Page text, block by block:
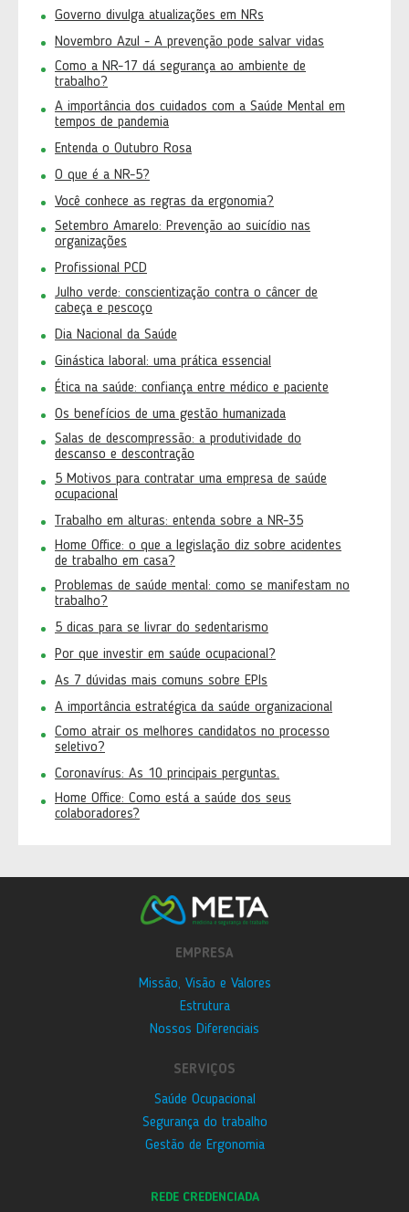
Governo divulga atualizações em NRs
Novembro Azul - A prevenção pode salvar vidas
Como a NR-17 dá segurança ao ambiente de
trabalho?
A importância dos cuidados com a Saúde Mental em
tempos de pandemia
Entenda o Outubro Rosa
O que é a NR-5?
Você conhece as regras da ergonomia?
Setembro Amarelo: Prevenção ao suicídio nas
organizações
Profissional PCD
Julho verde: conscientização contra o câncer de
cabeça e pescoço
Dia Nacional da Saúde
Ginástica laboral: uma prática essencial
Ética na saúde: confiança entre médico e paciente
Os benefícios de uma gestão humanizada
Salas de descompressão: a produtividade do
descanso e descontração
5 Motivos para contratar uma empresa de saúde
ocupacional
Trabalho em alturas: entenda sobre a NR-35
Home Office: o que a legislação diz sobre acidentes
de trabalho em casa?
Problemas de saúde mental: como se manifestam no
trabalho?
5 dicas para se livrar do sedentarismo
Por que investir em saúde ocupacional?
As 7 dúvidas mais comuns sobre EPIs
A importância estratégica da saúde organizacional
Como atrair os melhores candidatos no processo
seletivo?
Coronavírus: As 10 principais perguntas.
Home Office: Como está a saúde dos seus
colaboradores?
EMPRESA
Missão, Visão e Valores
Estrutura
Nossos Diferenciais
SERVIÇOS
Saúde Ocupacional
Segurança do trabalho
Gestão de Ergonomia
REDE CREDENCIADA